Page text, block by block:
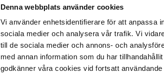
Denna webbplats använder cookies
Vi använder enhetsidentifierare för att anpassa
sociala medier och analysera vår trafik. Vi
till de sociala medier och annons- och
med annan information som du har
godkänner våra cookies vid fortsatt
Natrium auringonkukansiemenate**, Natrium
Sitruunahappo, Natriumkloridi, Natriumhydroksidi,
diasetaatti. (** = valmistettu luomuraaka-aineista)
Tuotenumero